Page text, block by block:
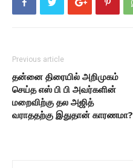
Previous article
தன்னை திரையில் அறிமுகம்
செய்த எஸ் பி பி அவர்களின்
மறைவிற்கு தல அஜித்
வராததற்கு இதுதான் காரணமா?